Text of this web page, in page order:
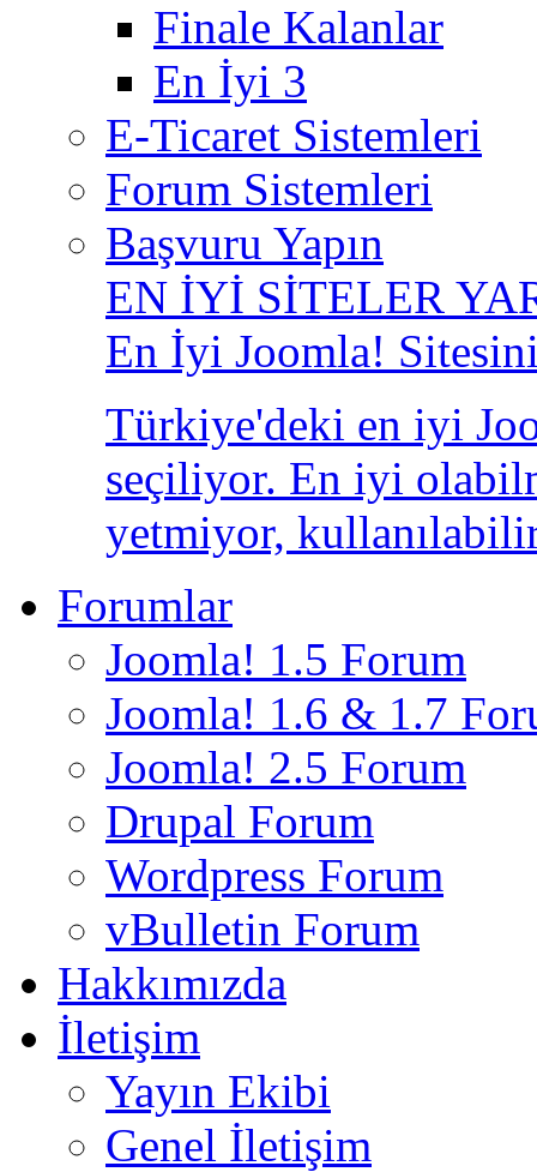
Finale Kalanlar
En İyi 3
E-Ticaret Sistemleri
Forum Sistemleri
Başvuru Yapın
EN İYİ SİTELER
En İyi Joomla!
Türkiye'deki en iyi
seçiliyor. En iyi
yetmiyor,
Forumlar
Joomla! 1.5 Forum
Joomla! 1.6 & 1.7
Joomla! 2.5 Forum
Drupal Forum
Wordpress Forum
vBulletin Forum
Hakkımızda
İletişim
Yayın Ekibi
Genel İletişim